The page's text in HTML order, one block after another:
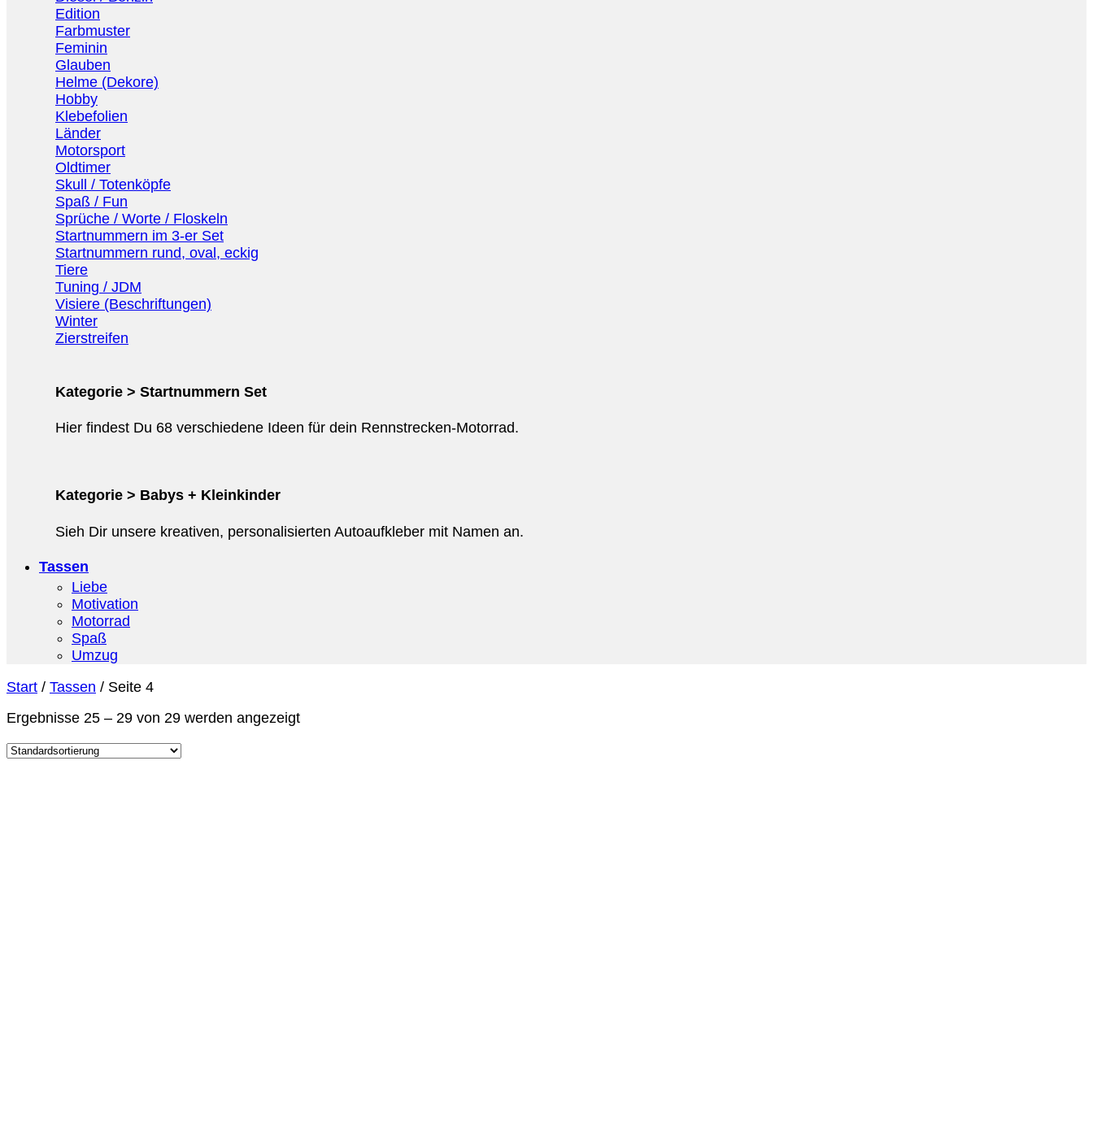
Edition
Farbmuster
Feminin
Glauben
Helme (Dekore)
Hobby
Klebefolien
Länder
Motorsport
Oldtimer
Skull / Totenköpfe
Spaß / Fun
Sprüche / Worte / Floskeln
Startnummern im 3-er Set
Startnummern rund, oval, eckig
Tiere
Tuning / JDM
Visiere (Beschriftungen)
Winter
Zierstreifen
Kategorie > Startnummern Set
Hier findest Du 68 verschiedene Ideen für dein Rennstrecken-Motorrad.
Kategorie > Babys + Kleinkinder
Sieh Dir unsere kreativen, personalisierten Autoaufkleber mit Namen an.
Tassen
Liebe
Motivation
Motorrad
Spaß
Umzug
Start / Tassen / Seite 4
Ergebnisse 25 – 29 von 29 werden angezeigt